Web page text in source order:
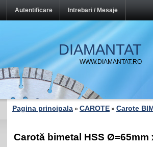
Autentificare Intrebari / Mesaje
DIAMANTAT
WWW.DIAMANTAT.RO
Pagina principala » CAROTE » Carote
Carotă bimetal HSS Ø=65mm